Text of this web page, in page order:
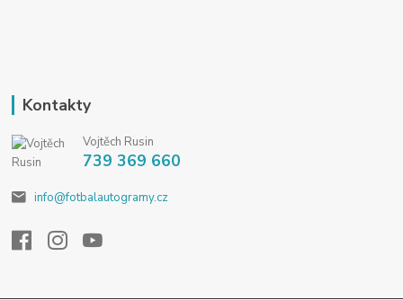
Kontakty
Vojtěch Rusin
739 369 660
info@fotbalautogramy.cz